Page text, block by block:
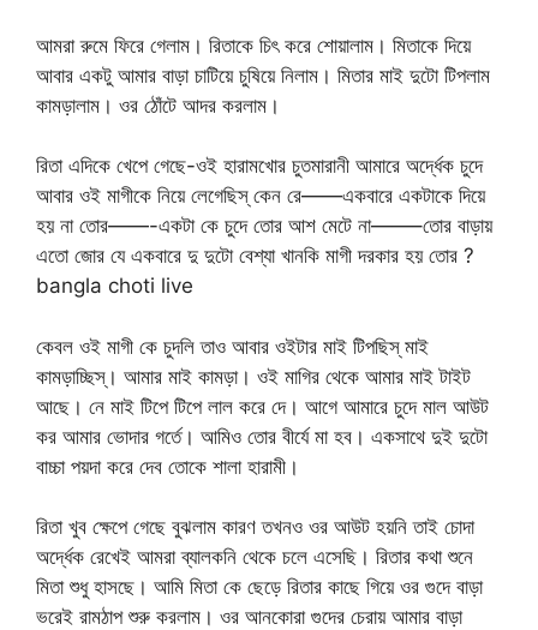
আমরা রুমে ফিরে গেলাম। রিতাকে চিৎ করে শোয়ালাম। মিতাকে দিয়ে
আবার একটু আমার বাড়া চাটিয়ে চুষিয়ে নিলাম। মিতার মাই দুটো টিপলাম
কামড়ালাম। ওর ঠোঁটে আদর করলাম।
রিতা এদিকে খেপে গেছে-ওই হারামখোর চুতমারানী আমারে অর্দ্ধেক চুদে
আবার ওই মাগীকে নিয়ে লেগেছিস্ কেন রে——একবারে একটাকে দিয়ে
হয় না তোর——-একটা কে চুদে তোর আশ মেটে না——–তোর বাড়ায়
এতো জোর যে একবারে দু দুটো বেশ্যা খানকি মাগী দরকার হয় তোর ?
bangla choti live
কেবল ওই মাগী কে চুদলি তাও আবার ওইটার মাই টিপছিস্ মাই
কামড়াচ্ছিস্। আমার মাই কামড়া। ওই মাগির থেকে আমার মাই টাইট
আছে। নে মাই টিপে টিপে লাল করে দে। আগে আমারে চুদে মাল আউট
কর আমার ভোদার গর্তে। আমিও তোর বীর্যে মা হব। একসাথে দুই দুটো
বাচ্চা পয়দা করে দেব তোকে শালা হারামী।
রিতা খুব ক্ষেপে গেছে বুঝলাম কারণ তখনও ওর আউট হয়নি তাই চোদা
অর্দ্ধেক রেখেই আমরা ব্যালকনি থেকে চলে এসেছি। রিতার কথা শুনে
মিতা শুধু হাসছে। আমি মিতা কে ছেড়ে রিতার কাছে গিয়ে ওর গুদে বাড়া
ভরেই রামঠাপ শুরু করলাম। ওর আনকোরা গুদের চেরায় আমার বাড়া